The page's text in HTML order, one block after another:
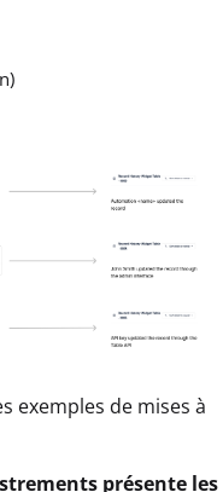
exemples de mises à
présente les